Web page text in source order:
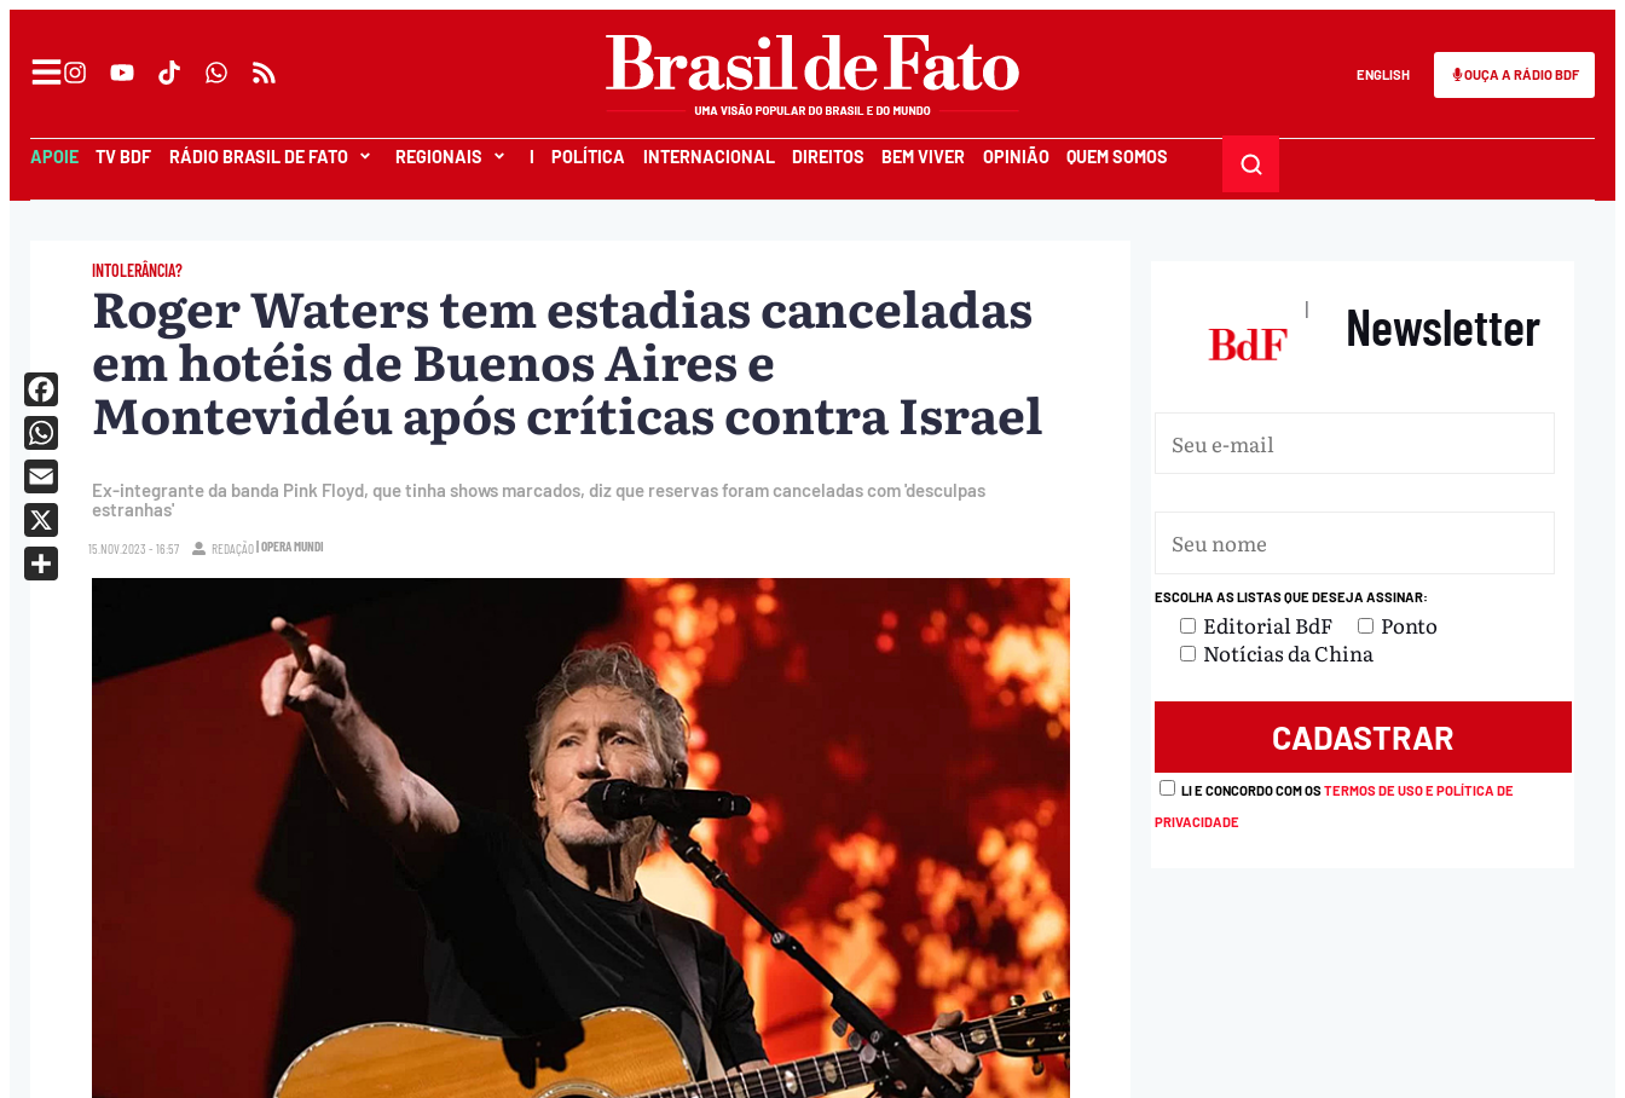
ENGLISH OUÇA A RÁDIO BDF
APOIE TV BDF RÁDIO BRASIL DE FATO REGIONAIS I POLÍTICA INTERNACIONAL DIREITOS BEM VIVER OPINIÃO QUEM SOMOS
INTOLERÂNCIA?
Roger Waters tem estadias canceladas
em hotéis de Buenos Aires e
Montevidéu após críticas contra Israel
Ex-integrante da banda Pink Floyd, que tinha shows marcados, diz que reservas foram canceladas com 'desculpas
estranhas'
15.NOV.2023 - 16:57 REDAÇÃO| OPERA MUNDI
Facebook
WhatsApp
Email
X
| Newsletter
ESCOLHA AS LISTAS QUE DESEJA ASSINAR:
Editorial BdF
Ponto
Notícias da China
LI E CONCORDO COM OSTERMOS DE USO E POLÍTICA DE
PRIVACIDADE